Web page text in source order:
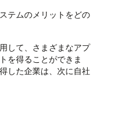
テムのメリットをどの
して、さまざまなアプ
を得ることができま
した企業は、次に自社